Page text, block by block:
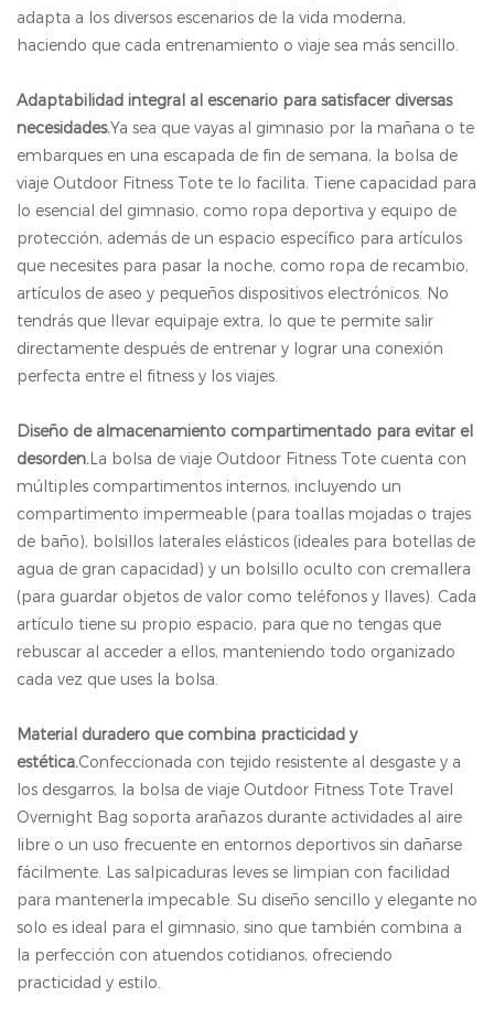
adapta a los diversos escenarios de la vida moderna,
haciendo que cada entrenamiento o viaje sea más sencillo.
Adaptabilidad integral al escenario para satisfacer diversas
necesidades.Ya sea que vayas al gimnasio por la mañana o te
embarques en una escapada de fin de semana, la bolsa de
viaje Outdoor Fitness Tote te lo facilita. Tiene capacidad para
lo esencial del gimnasio, como ropa deportiva y equipo de
protección, además de un espacio específico para artículos
que necesites para pasar la noche, como ropa de recambio,
artículos de aseo y pequeños dispositivos electrónicos. No
tendrás que llevar equipaje extra, lo que te permite salir
directamente después de entrenar y lograr una conexión
perfecta entre el fitness y los viajes.
Diseño de almacenamiento compartimentado para evitar el
desorden.La bolsa de viaje Outdoor Fitness Tote cuenta con
múltiples compartimentos internos, incluyendo un
compartimento impermeable (para toallas mojadas o trajes
de baño), bolsillos laterales elásticos (ideales para botellas de
agua de gran capacidad) y un bolsillo oculto con cremallera
(para guardar objetos de valor como teléfonos y llaves). Cada
artículo tiene su propio espacio, para que no tengas que
rebuscar al acceder a ellos, manteniendo todo organizado
cada vez que uses la bolsa.
Material duradero que combina practicidad y
estética.Confeccionada con tejido resistente al desgaste y a
los desgarros, la bolsa de viaje Outdoor Fitness Tote Travel
Overnight Bag soporta arañazos durante actividades al aire
libre o un uso frecuente en entornos deportivos sin dañarse
fácilmente. Las salpicaduras leves se limpian con facilidad
para mantenerla impecable. Su diseño sencillo y elegante no
solo es ideal para el gimnasio, sino que también combina a
la perfección con atuendos cotidianos, ofreciendo
practicidad y estilo.